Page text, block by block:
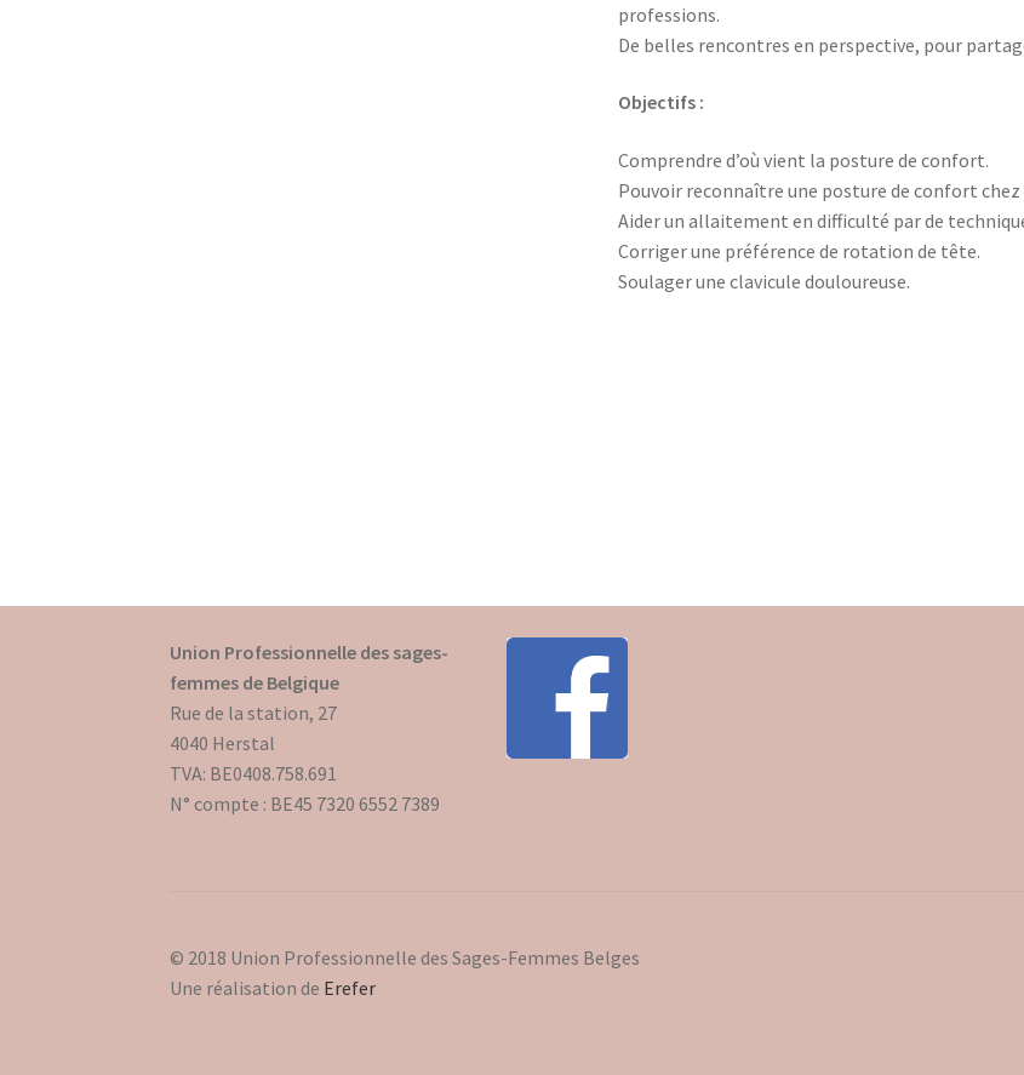
professions.
De belles rencontres en perspective, pour
Objectifs :
Comprendre d’où vient la posture de confort.
Pouvoir reconnaître une posture de confort
Aider un allaitement en difficulté par de
Corriger une préférence de rotation de tête.
Soulager une clavicule douloureuse.
Union Professionnelle des sages-
femmes de Belgique
Rue de la station, 27
4040 Herstal
TVA: BE0408.758.691
N° compte : BE45 7320 6552 7389
© 2018 Union Professionnelle des Sages-Femmes Belges
Une réalisation de Erefer